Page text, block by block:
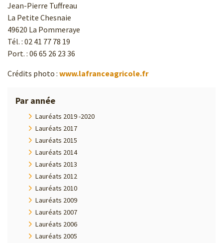
Jean-Pierre Tuffreau
La Petite Chesnaie
49620 La Pommeraye
Tél. : 02 41 77 78 19
Port. : 06 65 26 23 36
Crédits photo : www.lafranceagricole.fr
Par année
Lauréats 2019 -2020
Lauréats 2017
Lauréats 2015
Lauréats 2014
Lauréats 2013
Lauréats 2012
Lauréats 2010
Lauréats 2009
Lauréats 2007
Lauréats 2006
Lauréats 2005